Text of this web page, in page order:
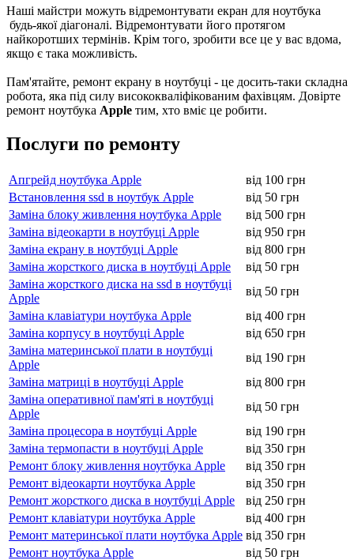
Наші майстри можуть відремонтувати екран для ноутбука
будь-якої діагоналі. Відремонтувати його протягом
найкоротших термінів. Крім того, зробити все це у вас вдома,
якщо є така можливість.
Пам'ятайте, ремонт екрану в ноутбуці - це досить-таки складна
робота, яка під силу висококваліфікованим фахівцям. Довірте
ремонт ноутбука Apple тим, хто вміє це робити.
Послуги по ремонту
Апгрейд ноутбука Apple
від 100 грн
Встановлення ssd в ноутбук Apple
від 50 грн
Заміна блоку живлення ноутбука Apple
від 500 грн
Заміна відеокарти в ноутбуці Apple
від 950 грн
Заміна екрану в ноутбуці Apple
від 800 грн
Заміна жорсткого диска в ноутбуці Apple
від 50 грн
Заміна жорсткого диска на ssd в ноутбуці
Apple
від 50 грн
Заміна клавіатури ноутбука Apple
від 400 грн
Заміна корпусу в ноутбуці Apple
від 650 грн
Заміна материнської плати в ноутбуці
Apple
від 190 грн
Заміна матриці в ноутбуці Apple
від 800 грн
Заміна оперативної пам'яті в ноутбуці
Apple
від 50 грн
Заміна процесора в ноутбуці Apple
від 190 грн
Заміна термопасти в ноутбуці Apple
від 350 грн
Ремонт блоку живлення ноутбука Apple
від 350 грн
Ремонт відеокарти ноутбука Apple
від 350 грн
Ремонт жорсткого диска в ноутбуці Apple
від 250 грн
Ремонт клавіатури ноутбука Apple
від 400 грн
Ремонт материнської плати ноутбука Apple від 350 грн
Ремонт ноутбука Apple
від 50 грн